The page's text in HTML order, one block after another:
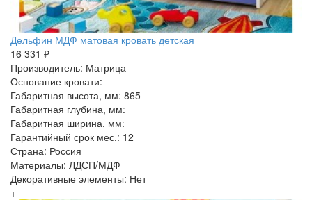
Дельфин МДФ матовая кровать детская
16 331 ₽
Производитель: Матрица
Основание кровати:
Габаритная высота, мм: 865
Габаритная глубина, мм:
Габаритная ширина, мм:
Гарантийный срок мес.: 12
Страна: Россия
Материалы: ЛДСП/МДФ
Декоративные элементы: Нет
+